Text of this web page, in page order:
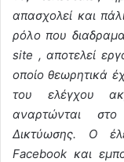
απασχολεί και
ρόλο που
site , αποτελεί
οποίο θεωρητικά
του ελέγχου
αναρτώνται
Δικτύωσης. Ο
Facebook και